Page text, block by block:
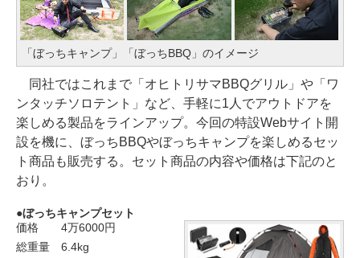
「ぼっちキャンプ」「ぼっちBBQ」のイメージ
同社ではこれまで「オヒトリサマBBQグリル」や「ワ
ンタッチソロテント」など、手軽に1人でアウトドアを
楽しめる製品をラインアップ。今回の特設Webサイト開
設を機に、ぼっちBBQやぼっちキャンプを楽しめるセッ
ト商品も販売する。セット商品の内容や価格は下記のと
おり。
ぼっちキャンプセット
価格
4万6000円
総重量
6.4kg